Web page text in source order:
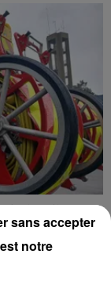
ce samedi
à la
Quatre...
de jardin
midi 8
notre
sans accepter